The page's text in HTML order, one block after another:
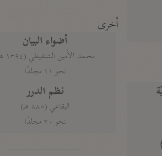
أخرى
أضواء البيان
محمد الأمين الشنقيطي (١٣٩٤ هـ)
نحو ١١ مجلدًا
نظم الدرر
البقاعي (٨٨٥ هـ)
نحو ٢٠ مجلدًا